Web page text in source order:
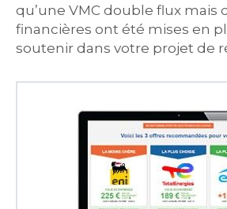
qu’une VMC double flux mais
financières ont été mises en
soutenir dans votre projet de